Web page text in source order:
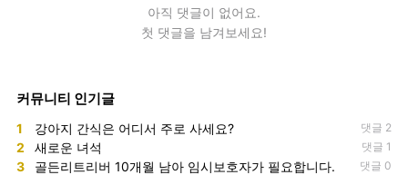
아직 댓글이 없어요.
첫 댓글을 남겨보세요!
커뮤니티 인기글
1 강아지 간식은 어디서 주로 사세요? 댓글 2
2 새로운 녀석 댓글 1
3 골든리트리버 10개월 남아 임시보호자가 필요합니다. 댓글 0